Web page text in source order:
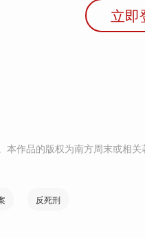
立即
本作品的版权为南方周末或相
反死刑